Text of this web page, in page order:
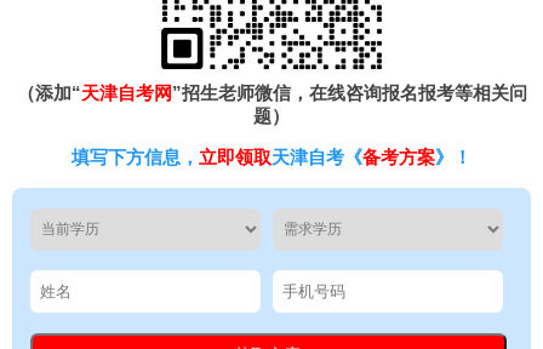
（添加“天津自考网”招生老师微信，在线咨询报名报考等相关问
题）
填写下方信息， 立即领取天津自考《备考方案》！